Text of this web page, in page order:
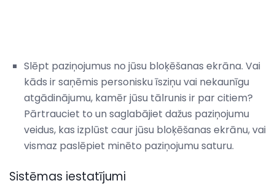
Slēpt paziņojumus no jūsu bloķēšanas ekrāna. Vai
kāds ir saņēmis personisku īsziņu vai nekaunīgu
atgādinājumu, kamēr jūsu tālrunis ir par citiem?
Pārtrauciet to un saglabājiet dažus paziņojumu
veidus, kas izplūst caur jūsu bloķēšanas ekrānu, vai
vismaz paslēpiet minēto paziņojumu saturu.
Sistēmas iestatījumi